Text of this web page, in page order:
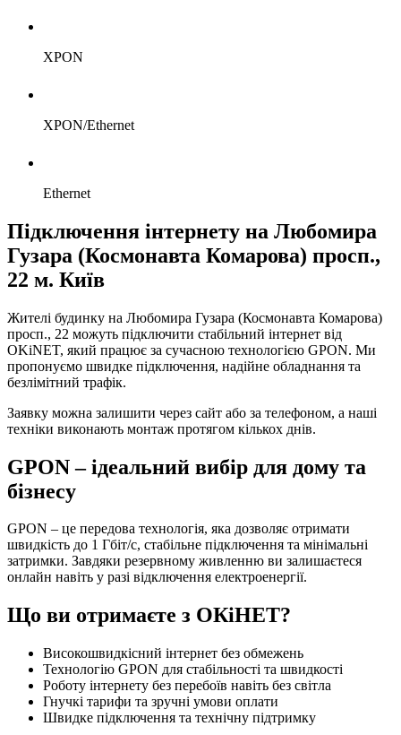
XPON
XPON/Ethernet
Ethernet
Підключення інтернету на Любомира
Гузара (Космонавта Комарова) просп.,
22 м. Київ
Жителі будинку на Любомира Гузара (Космонавта Комарова)
просп., 22 можуть підключити стабільний інтернет від
OKiNET, який працює за сучасною технологією GPON. Ми
пропонуємо швидке підключення, надійне обладнання та
безлімітний трафік.
Заявку можна залишити через сайт або за телефоном, а наші
техніки виконають монтаж протягом кількох днів.
GPON – ідеальний вибір для дому та
бізнесу
GPON – це передова технологія, яка дозволяє отримати
швидкість до 1 Гбіт/с, стабільне підключення та мінімальні
затримки. Завдяки резервному живленню ви залишаєтеся
онлайн навіть у разі відключення електроенергії.
Що ви отримаєте з ОКіНЕТ?
Високошвидкісний інтернет без обмежень
Технологію GPON для стабільності та швидкості
Роботу інтернету без перебоїв навіть без світла
Гнучкі тарифи та зручні умови оплати
Швидке підключення та технічну підтримку